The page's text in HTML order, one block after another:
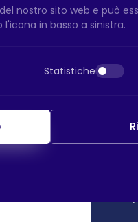
nostro sito web e può
in basso a sinistra.
Statistiche